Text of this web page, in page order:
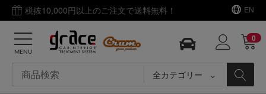
税抜10,000円以上のご注文で送料無料！ EN
全カテゴリー
0
MENU